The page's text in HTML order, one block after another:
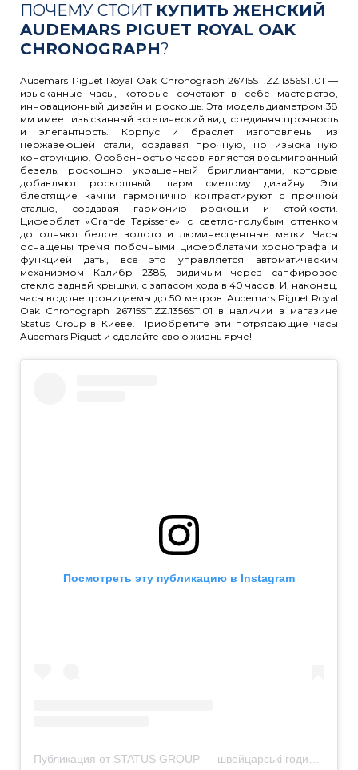
Посмотреть эту публикацию в Instagram
ПОЧЕМУ СТОИТ КУПИТЬ ЖЕНСКИЙ
AUDEMARS PIGUET ROYAL OAK
CHRONOGRAPH?
Audemars Piguet Royal Oak Chronograph 26715ST.ZZ.1356ST.01 —
изысканные часы, которые сочетают в себе мастерство,
инновационный дизайн и роскошь. Эта модель диаметром 38
мм имеет изысканный эстетический вид, соединяя прочность
и элегантность. Корпус и браслет изготовлены из
нержавеющей стали, создавая прочную, но изысканную
конструкцию. Особенностью часов является восьмигранный
безель, роскошно украшенный бриллиантами, которые
добавляют роскошный шарм смелому дизайну. Эти
блестящие камни гармонично контрастируют с прочной
сталью, создавая гармонию роскоши и стойкости.
Циферблат «Grande Tapisserie» с светло-голубым оттенком
дополняют белое золото и люминесцентные метки. Часы
оснащены тремя побочными циферблатами хронографа и
функцией даты, всё это управляется автоматическим
механизмом Калибр 2385, видимым через сапфировое
стекло задней крышки, с запасом хода в 40 часов. И, наконец,
часы водонепроницаемы до 50 метров. Audemars Piguet Royal
Oak Chronograph 26715ST.ZZ.1356ST.01 в наличии в магазине
Status Group в Киеве. Приобретите эти потрясающие часы
Audemars Piguet и сделайте свою жизнь ярче!